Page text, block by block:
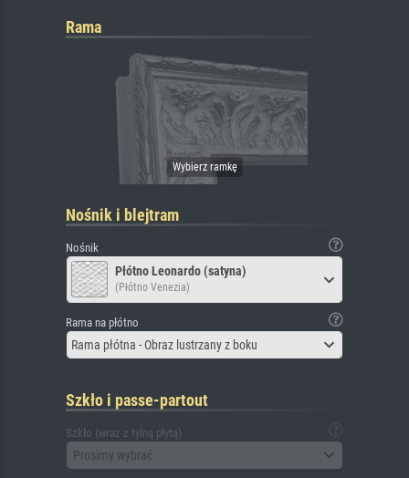
Rama
Nośnik i blejtram
Nośnik
Płótno Leonardo (satyna)
(Płótno Venezia)
Rama na płótno
Rama płótna - Obraz lustrzany z boku
Szkło i passe-partout
Szkło (wraz z tylną płytą)
Prosimy wybrać